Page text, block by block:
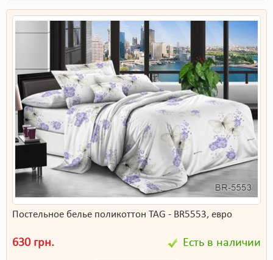
Постельное белье поликоттон TAG - BR5553, евро
630 грн. Есть в наличии